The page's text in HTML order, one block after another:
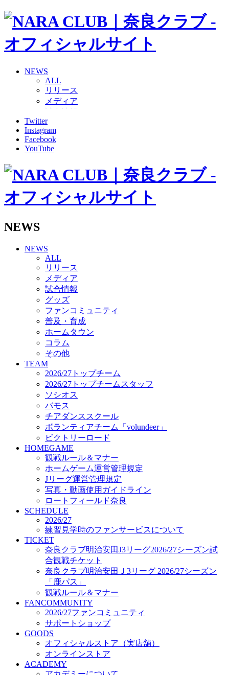
NEWS
ALL
リリース
メディア
グッズ
ファンコミュニティ
普及・育成
ホームタウン
その他
2026/27トップチーム
2026/27トップチームスタッフ
ボランティアチーム「volundeer」
ビクトリーロード
HOMEGAME
観戦ルール＆マナー
ホームゲーム運営管理規定
Jリーグ運営管理規定
写真・動画使用ガイドライン
ロートフィールド奈良
SCHEDULE
2026/27
練習見学時のファンサービスについて
TICKET
奈良クラブ明治安田J3リーグ2026/27シーズン試
合観戦チケット
奈良クラブ明治安田Ｊ3リーグ 2026/27シーズン
「鹿パス」
観戦ルール＆マナー
FANCOMMUNITY
2026/27ファンコミュニティ
サポートショップ
GOODS
オフィシャルストア（実店舗）
オンラインストア
ACADEMY
アカデミーについて
プロジェクト
コーチ&スタッフ
ジュニア
ジュニアユース
ユース
練習拠点（ナラディーア）
SCHOOL
2026/27 パートナー企業
パートナー募集
クラブ理念
クラブ情報
サステナビリティ
Web制作支援
応援プロジェクト
Twitter
Instagram
Facebook
YouTube
NEWS
NEWS
ALL
リリース
メディア
試合情報
グッズ
ファンコミュニティ
普及・育成
ホームタウン
コラム
その他
TEAM
2026/27トップチーム
2026/27トップチームスタッフ
ソシオス
バモス
チアダンススクール
ボランティアチーム「volundeer」
ビクトリーロード
HOMEGAME
観戦ルール＆マナー
ホームゲーム運営管理規定
Jリーグ運営管理規定
写真・動画使用ガイドライン
ロートフィールド奈良
SCHEDULE
2026/27
練習見学時のファンサービスについて
TICKET
奈良クラブ明治安田J3リーグ2026/27シーズン試
合観戦チケット
奈良クラブ明治安田Ｊ3リーグ 2026/27シーズン
「鹿パス」
観戦ルール＆マナー
FANCOMMUNITY
2026/27ファンコミュニティ
サポートショップ
GOODS
オフィシャルストア（実店舗）
オンラインストア
ACADEMY